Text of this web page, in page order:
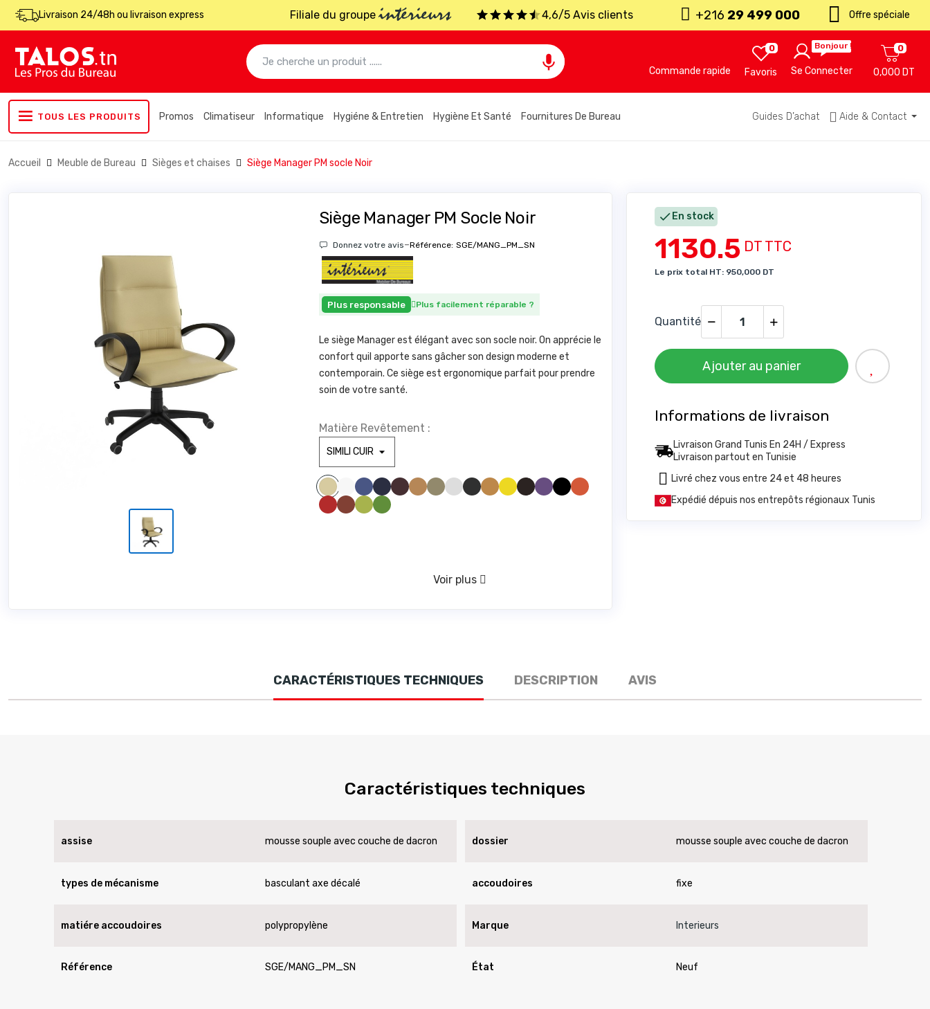
Livraison 24/48h ou livraison express Filiale du groupeintérieurs 4,6/5 Avis clients +216 29 499 000 Offre spéciale
 Commande rapide Favoris
0 Bonjour !
Se Connecter 0,000 DT
0
TOUS LES PRODUITS Promos Climatiseur Informatique Hygiéne & Entretien Hygiène Et Santé Fournitures De Bureau Guides D’achat Aide & Contact
Accueil Meuble de Bureau Sièges et chaises Siège Manager PM socle Noir
Siège Manager PM Socle Noir
Donnez votre avis-Référence: SGE/MANG_PM_SN
Plus responsable Plus facilement réparable ?
Le siège Manager est élégant avec son socle noir. On apprécie le
confort quil apporte sans gâcher son design moderne et
contemporain. Ce siège est ergonomique parfait pour prendre
soin de votre santé.
Matière Revêtement :
SIMILI BEIGE 830 SIMILI BLANC 100 SIMILI BLEU CLAIR 285 SIMILI BLEU FONCE1211
SIMILI BORDEAUX 1721 SIMILI CAMEL 1846SIMILI GREGE 1842SIMILI GRIS CLAIR1940
SIMILI GRIS FONCE 961 SIMILI JAUNE 446 SIMILI JAUNE 475 SIMILI MARRONFONCE596
SIMILI MAUVE 328 SIMILI NOIR 1000
SIMILI ROUGE 1783SIMILI ROUILLE 775SIMILI VERT ANIS 1611SIMILI VERT FORET 673
VERT D'EAU 416
Voir plus
 En stock
1130.5DT TTC
Le prix total HT: 950,000 DT
Quantité
Ajouter au panier
Informations de livraison
Livraison Grand Tunis En 24H / Express
Livraison partout en Tunisie
Expédié dépuis nos entrepôts régionaux Tunis
Livré chez vous entre 24 et 48 heures
CARACTÉRISTIQUES TECHNIQUES DESCRIPTION AVIS
Caractéristiques techniques
assise mousse souple avec couche de dacron dossier mousse souple avec couche de dacron
types de mécanisme basculant axe décalé accoudoires fixe
matiére accoudoires polypropylène Marque Interieurs
Référence SGE/MANG_PM_SN État Neuf